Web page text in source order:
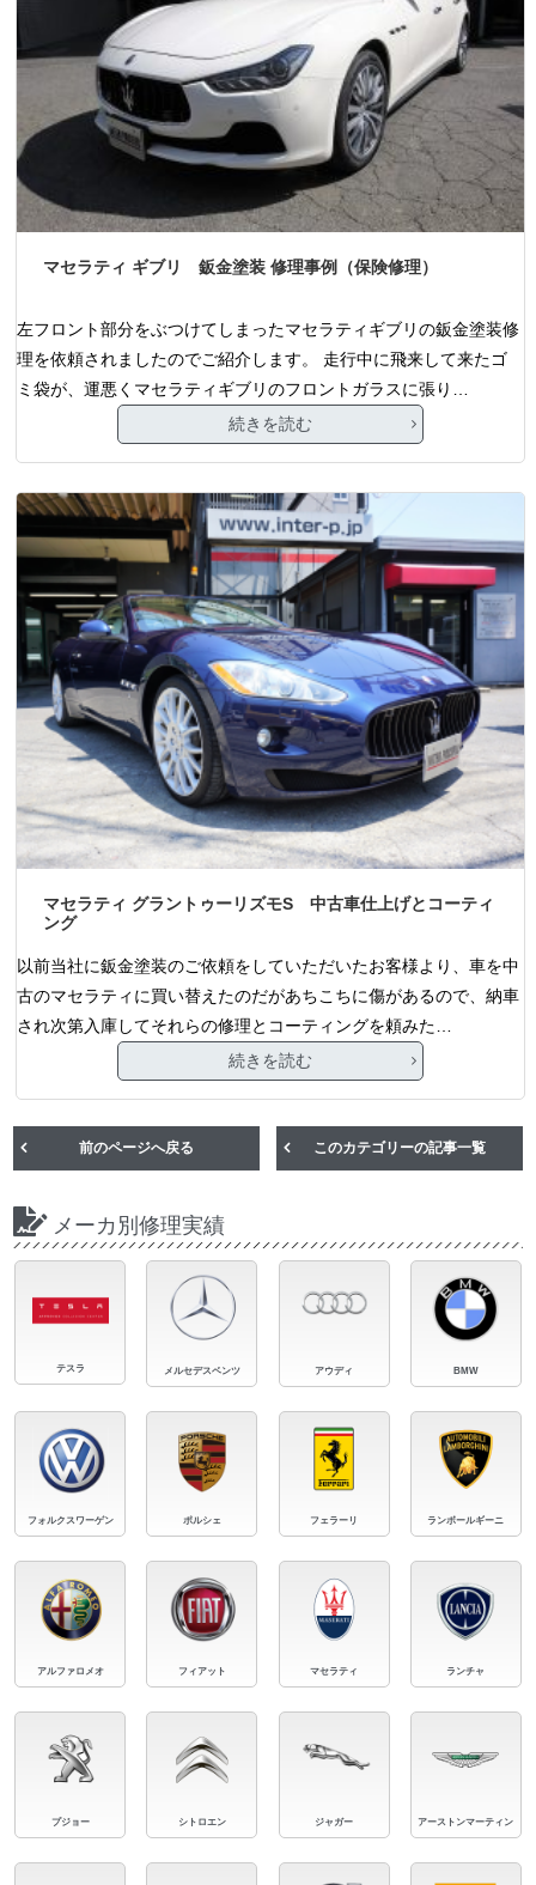
マセラティ ギブリ 鈑金塗装 修理事例（保険修理）
左フロント部分をぶつけてしまったマセラティギブリの鈑金塗装修
理を依頼されましたのでご紹介します。 走行中に飛来して来たゴ
ミ袋が、運悪くマセラティギブリのフロントガラスに張り…
続きを読む
マセラティ グラントゥーリズモS 中古車仕上げとコーティ
ング
以前当社に鈑金塗装のご依頼をしていただいたお客様より、車を中
古のマセラティに買い替えたのだがあちこちに傷があるので、納車
され次第入庫してそれらの修理とコーティングを頼みた…
続きを読む
前のページへ戻る このカテゴリーの記事一覧
メーカ別修理実績
テスラ メルセデスベンツ アウディ BMW
フォルクスワーゲン ポルシェ フェラーリ ランボールギーニ
アルファロメオ フィアット マセラティ ランチャ
プジョー シトロエン ジャガー アーストンマーティン